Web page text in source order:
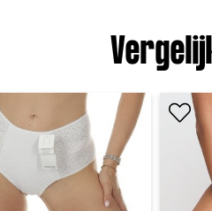
Marie Jo Cathia String
Marie Jo